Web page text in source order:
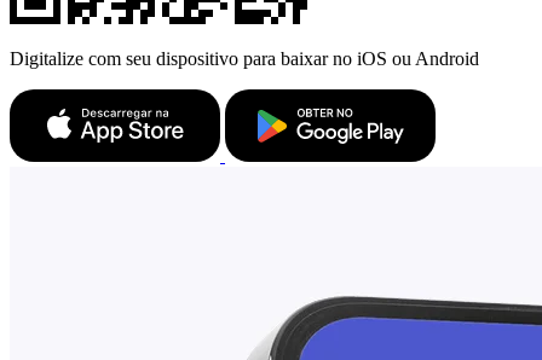
Digitalize com seu dispositivo para baixar no iOS ou Android